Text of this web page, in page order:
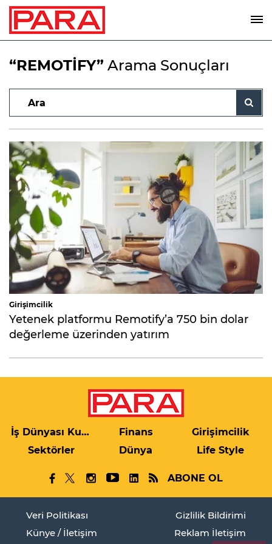
“REMOTİFY” Arama Sonuçları
Girişimcilik
Yetenek platformu Remotify’a 750 bin dolar
değerleme üzerinden yatırım
İş Dünyası Kulis Finans
Girişimcilik
Sektörler
Dünya Life Style
ABONE OL
Veri Politikası
Gizlilik Bildirimi
Künye / İletişim
Reklam İletişim